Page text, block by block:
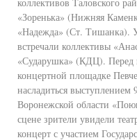
«Зоренька» (Нижняя
«Надежда» (Ст. Тишанка).
встречали коллективы
«Сударушка» (КДЦ). Перед
концертной площадке
насладиться выступлением
Воронежской области
сцене зрители увидели
концерт с участием